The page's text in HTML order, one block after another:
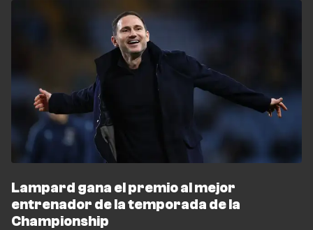
Lampard gana el premio al mejor
entrenador de la temporada de la
Championship